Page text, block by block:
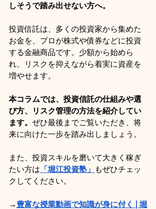
しそうで踏み出せない方へ。
投資信託は、多くの投資家から集めた
お金を、プロが株式や債券などに投資
する金融商品です。少額から始めら
れ、リスクを抑えながら着実に資産を
増やせます。
本コラムでは、投資信託の仕組みや選
び方、リスク管理の方法を紹介してい
ます。 ぜひ最後までご覧いただき、将
来に向けた一歩を踏み出しましょう。
また、投資スキルを磨いて大きく稼ぎ
たい方は 「堀江投資塾」 もぜひチェッ
クしてください。
→ 豊富な授業動画で知識が身に付く | 堀